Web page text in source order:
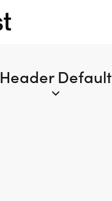
Header Default